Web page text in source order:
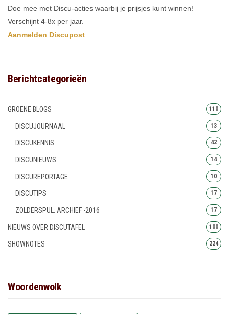
Doe mee met Discu-acties waarbij je prijsjes kunt winnen!
Verschijnt 4-8x per jaar.
Aanmelden Discupost
Berichtcategorieën
GROENE BLOGS 110
DISCUJOURNAAL 13
DISCUKENNIS 42
DISCUNIEUWS 14
DISCUREPORTAGE 10
DISCUTIPS 17
ZOLDERSPUL: ARCHIEF -2016 17
NIEUWS OVER DISCUTAFEL 100
SHOWNOTES 224
Woordenwolk